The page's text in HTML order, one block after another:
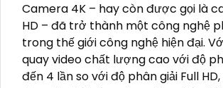
Camera 4K – hay còn được gọi là
HD – đã trở thành một công nghệ
trong thế giới công nghệ hiện đại.
quay video chất lượng cao với độ
đến 4 lần so với độ phân giải Full